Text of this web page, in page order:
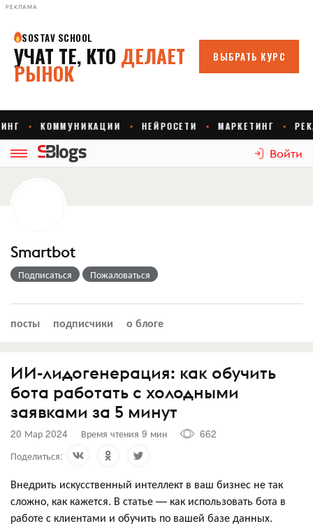
РЕКЛАМА
Войти
Smartbot
Подписаться Пожаловаться
посты подписчики о блоге
ИИ-лидогенерация: как обучить
бота работать с холодными
заявками за 5 минут
20 Мар 2024 Время чтения 9 мин
662
Поделиться:
Внедрить искусственный интеллект в ваш бизнес не так
сложно, как кажется. В статье — как использовать бота в
работе с клиентами и обучить по вашей базе данных.